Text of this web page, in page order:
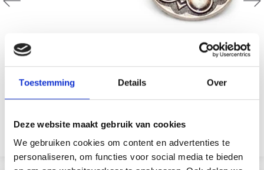
Toestemming Details Over
Deze website maakt gebruik van cookies
We gebruiken cookies om content en advertenties te
personaliseren, om functies voor social media te bieden
EUR 0.95EUR 1.35
Ajouter au panier